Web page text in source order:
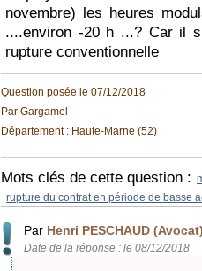
novembre) les heures
....environ -20 h ...? Car il
rupture conventionnelle
Question posée le 07/12/2018
Par Gargamel
Département : Haute-Marne (52)
Mots clés de cette question :
rupture du contrat en période de basse
Par Henri PESCHAUD
Date de la réponse : le 08/12/2018